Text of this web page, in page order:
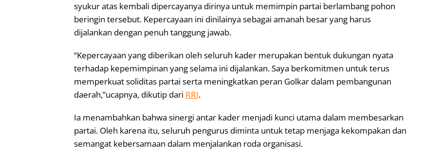
syukur atas kembali dipercayanya dirinya untuk memimpin partai berlambang pohon
beringin tersebut. Kepercayaan ini dinilainya sebagai amanah besar yang harus
dijalankan dengan penuh tanggung jawab.
“Kepercayaan yang diberikan oleh seluruh kader merupakan bentuk dukungan nyata
terhadap kepemimpinan yang selama ini dijalankan. Saya berkomitmen untuk terus
memperkuat soliditas partai serta meningkatkan peran Golkar dalam pembangunan
daerah,”ucapnya, dikutip dari RRI.
Ia menambahkan bahwa sinergi antar kader menjadi kunci utama dalam membesarkan
partai. Oleh karena itu, seluruh pengurus diminta untuk tetap menjaga kekompakan dan
semangat kebersamaan dalam menjalankan roda organisasi.